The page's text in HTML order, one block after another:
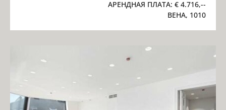
АРЕНДНАЯ ПЛАТА: € 4.716,--
ВЕНА, 1010